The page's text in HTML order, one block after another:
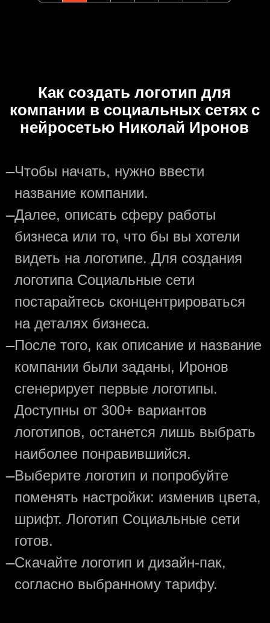
Как создать логотип для
компании в социальных сетях с
нейросетью Николай Иронов
—Чтобы начать, нужно ввести
название компании.
—Далее, описать сферу работы
бизнеса или то, что бы вы хотели
видеть на логотипе. Для создания
логотипа Социальные сети
постарайтесь сконцентрироваться
на деталях бизнеса.
—После того, как описание и название
компании были заданы, Иронов
сгенерирует первые логотипы.
Доступны от 300+ вариантов
логотипов, останется лишь выбрать
наиболее понравившийся.
—Выберите логотип и попробуйте
поменять настройки: изменив цвета,
шрифт. Логотип Социальные сети
готов.
—Скачайте логотип и дизайн-пак,
согласно выбранному тарифу.